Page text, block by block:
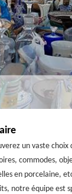
un vaste choix
commodes,
en porcelaine,
notre équipe est